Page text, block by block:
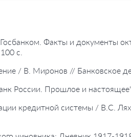
Факты и документы
с.
/ В. Миронов //
России. Прошлое и
кредитной системы / В.С.